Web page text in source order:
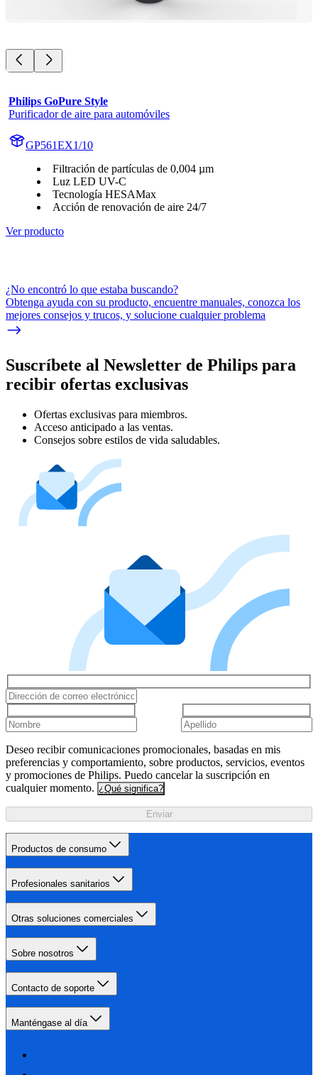
Philips GoPure Style
Purificador de aire para automóviles
GP561EX1/10
Filtración de partículas de 0,004 µm
Luz LED UV-C
Tecnología HESAMax
Acción de renovación de aire 24/7
Ver producto
¿No encontró lo que estaba buscando?
Obtenga ayuda con su producto, encuentre manuales, conozca los
mejores consejos y trucos, y solucione cualquier problema
Suscríbete al Newsletter de Philips para
recibir ofertas exclusivas
Ofertas exclusivas para miembros.
Acceso anticipado a las ventas.
Consejos sobre estilos de vida saludables.
Deseo recibir comunicaciones promocionales, basadas en mis
preferencias y comportamiento, sobre productos, servicios, eventos
y promociones de Philips. Puedo cancelar la suscripción en
cualquier momento. ¿Qué significa?
Enviar
Productos de consumo
Profesionales sanitarios
Otras soluciones comerciales
Sobre nosotros
Contacto de soporte
Manténgase al día